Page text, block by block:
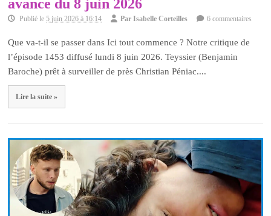
avance du 8 juin 2026
Publié le5 juin 2026 à 16:14 ParIsabelle Corteilles 6 commentaires
Que va-t-il se passer dans Ici tout commence ? Notre critique de
l’épisode 1453 diffusé lundi 8 juin 2026. Teyssier (Benjamin
Baroche) prêt à surveiller de près Christian Péniac....
Lire la suite »